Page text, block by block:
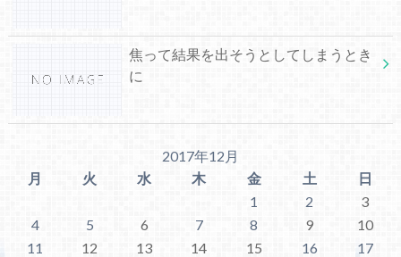
焦って結果を出そうとしてしまうとき
に
2017年12月
月
火 水 木 金 土
日
1
2
3
4
5 6 7 8 9
10
11
12 13 14 15 16
17